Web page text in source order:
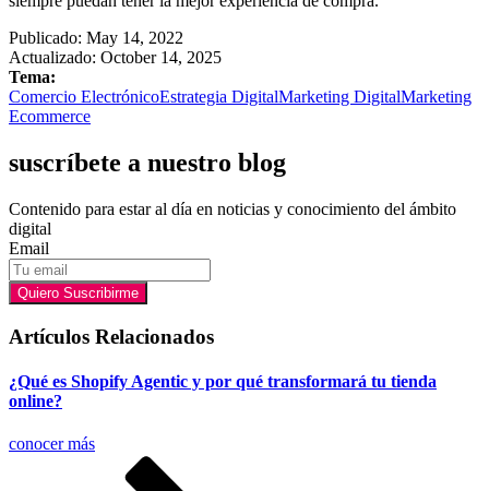
Publicado: May 14, 2022
Actualizado: October 14, 2025
Tema:
Comercio ElectrónicoEstrategia DigitalMarketing DigitalMarketing
Ecommerce
suscríbete a nuestro blog
Contenido para estar al día en noticias y conocimiento del ámbito
digital
Email
Quiero Suscribirme
Artículos Relacionados
¿Qué es Shopify Agentic y por qué transformará tu tienda
online?
conocer más